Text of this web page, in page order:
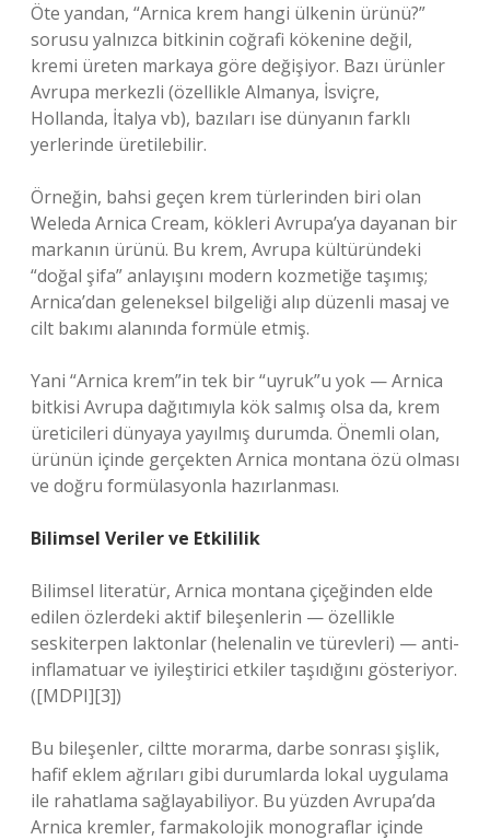
Öte yandan, “Arnica krem hangi ülkenin ürünü?”
sorusu yalnızca bitkinin coğrafi kökenine değil,
kremi üreten markaya göre değişiyor. Bazı ürünler
Avrupa merkezli (özellikle Almanya, İsviçre,
Hollanda, İtalya vb), bazıları ise dünyanın farklı
yerlerinde üretilebilir.
Örneğin, bahsi geçen krem türlerinden biri olan
Weleda Arnica Cream, kökleri Avrupa’ya dayanan bir
markanın ürünü. Bu krem, Avrupa kültüründeki
“doğal şifa” anlayışını modern kozmetiğe taşımış;
Arnica’dan geleneksel bilgeliği alıp düzenli masaj ve
cilt bakımı alanında formüle etmiş.
Yani “Arnica krem”in tek bir “uyruk”u yok — Arnica
bitkisi Avrupa dağıtımıyla kök salmış olsa da, krem
üreticileri dünyaya yayılmış durumda. Önemli olan,
ürünün içinde gerçekten Arnica montana özü olması
ve doğru formülasyonla hazırlanması.
Bilimsel Veriler ve Etkililik
Bilimsel literatür, Arnica montana çiçeğinden elde
edilen özlerdeki aktif bileşenlerin — özellikle
seskiterpen laktonlar (helenalin ve türevleri) — anti-
inflamatuar ve iyileştirici etkiler taşıdığını gösteriyor.
([MDPI][3])
Bu bileşenler, ciltte morarma, darbe sonrası şişlik,
hafif eklem ağrıları gibi durumlarda lokal uygulama
ile rahatlama sağlayabiliyor. Bu yüzden Avrupa’da
Arnica kremler, farmakolojik monograflar içinde